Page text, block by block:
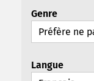
Genre
Langue